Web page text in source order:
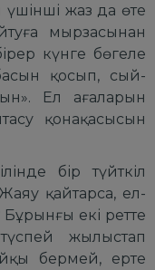
жаз да өте
мырзасынан
күнге бөгеле
қосып, сый-
Ел ағаларын
қонақасысын
бір түйткіл
қайтарса, ел-
екі ретте
жылыстап
бермей, ерте